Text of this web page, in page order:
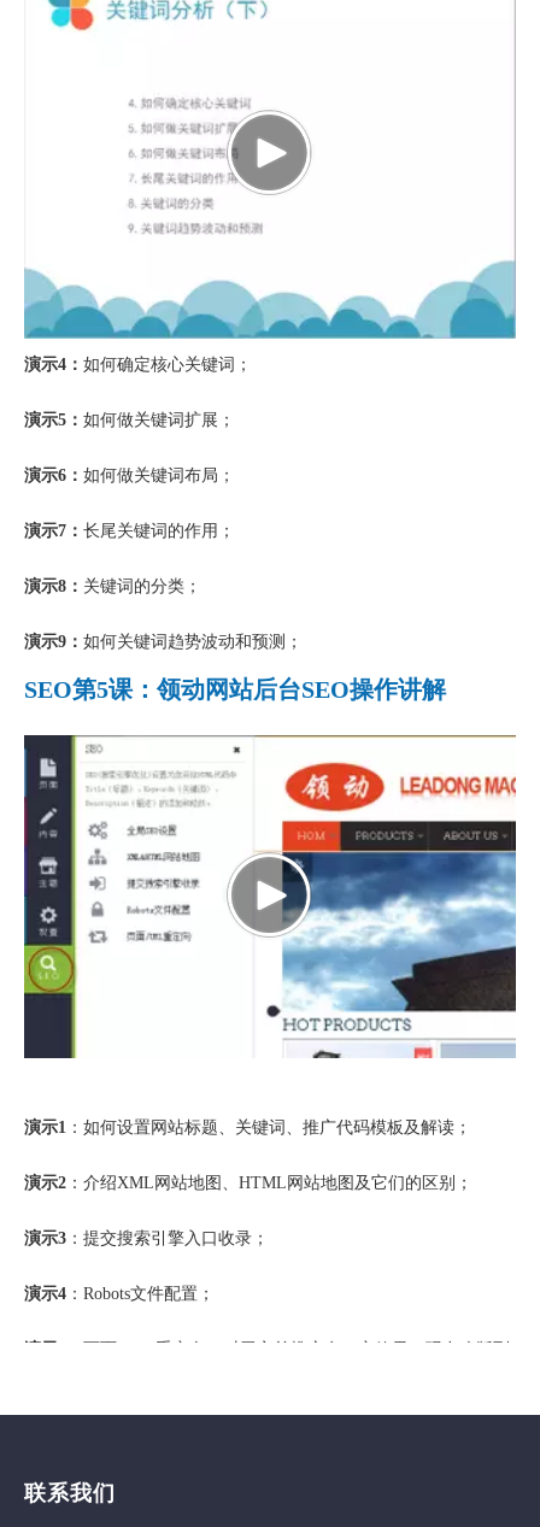
演示4： 如何确定核心关键词；
演示5： 如何做关键词扩展；
演示6： 如何做关键词布局 ；
演示7： 长尾关键词的作用；
演示8： 关键词的分类；
演示9： 如何关键词趋势波动和预测；
SEO第5课：领动网站后台SEO操作讲解
演示1 ：如何设置网站标题、关键词、推广代码模板及解读；
演示2 ：介绍XML网站地图、HTML网站地图及它们的区别；
演示3 ：提交搜索引擎入口收录；
演示4 ：Robots文件配置；
演示7：图片Alt属性、网站扁平化结构。
联系我们